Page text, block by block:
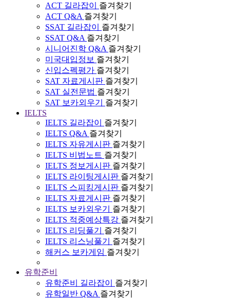
ACT 길라잡이
즐겨찾기
ACT Q&A 즐겨찾기
SSAT 길라잡이
즐겨찾기
SSAT Q&A 즐겨찾기
시니어진학 Q&A 즐겨찾기
미국대입정보 즐겨찾기
신입스펙평가 즐겨찾기
SAT 자료게시판 즐겨찾기
SAT 실전문법 즐겨찾기
SAT 보카외우기
즐겨찾기
IELTS
IELTS 길라잡이
즐겨찾기
IELTS Q&A 즐겨찾기
IELTS 자유게시판 즐겨찾기
IELTS 비법노트 즐겨찾기
IELTS 정보게시판 즐겨찾기
IELTS 라이팅게시판 즐겨찾기
IELTS 스피킹게시판 즐겨찾기
IELTS 자료게시판 즐겨찾기
IELTS 보카외우기
즐겨찾기
IELTS 적중예상특강 즐겨찾기
IELTS 리딩풀기
즐겨찾기
IELTS 리스닝풀기
즐겨찾기
해커스 보카게임 즐겨찾기
유학준비
유학준비 길라잡이
즐겨찾기
유학일반 Q&A 즐겨찾기